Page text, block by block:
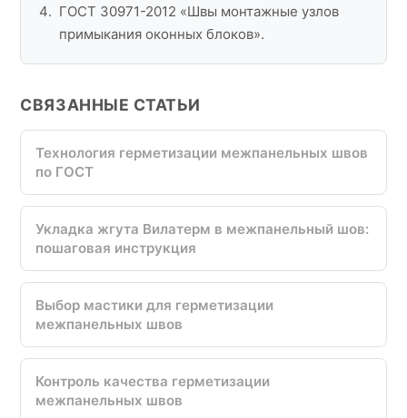
ГОСТ 30971-2012 «Швы монтажные узлов
примыкания оконных блоков».
СВЯЗАННЫЕ СТАТЬИ
Технология герметизации межпанельных швов
по ГОСТ
Укладка жгута Вилатерм в межпанельный шов:
пошаговая инструкция
Выбор мастики для герметизации
межпанельных швов
Контроль качества герметизации
межпанельных швов